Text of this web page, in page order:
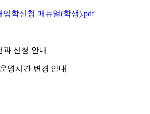
입학신청 매뉴얼(학생).pdf
과 신청 안내
영시간 변경 안내